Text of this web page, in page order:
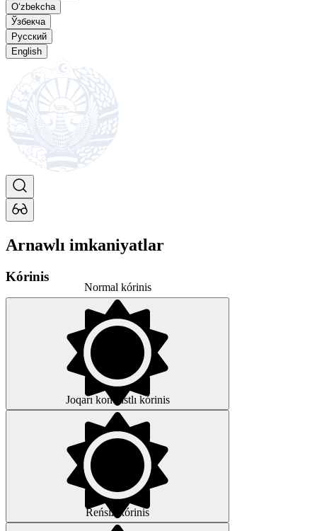
O‘zbekcha
Ўзбекча
Русский
English
Arnawlı imkaniyatlar
Kórinis
Normal kórinis
Joqarı kontrastlı kórinis
Reńsiz kórinis